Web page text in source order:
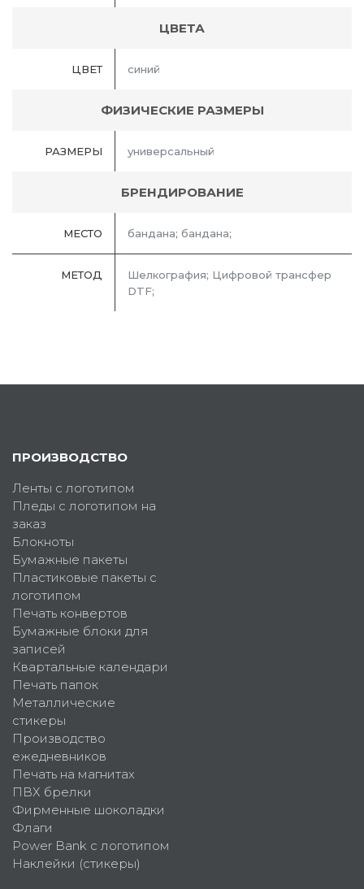
ЦВЕТА
ЦВЕТ синий
ФИЗИЧЕСКИЕ РАЗМЕРЫ
РАЗМЕРЫ универсальный
БРЕНДИРОВАНИЕ
МЕСТО бандана; бандана;
МЕТОД
Шелкография; Цифровой трансфер
DTF;
ПРОИЗВОДСТВО
Ленты с логотипом
Пледы с логотипом на
заказ
Блокноты
Бумажные пакеты
Пластиковые пакеты с
логотипом
Печать конвертов
Бумажные блоки для
записей
Квартальные календари
Печать папок
Металлические
стикеры
Производство
ежедневников
Печать на магнитах
ПВХ брелки
Фирменные шоколадки
Флаги
Power Bank с логотипом
Наклейки (стикеры)